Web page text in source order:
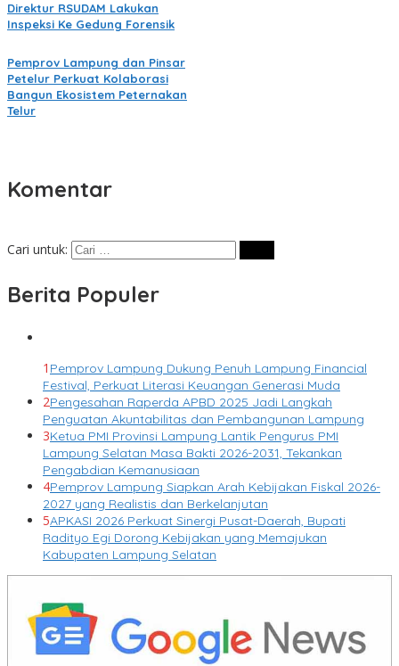
Direktur RSUDAM Lakukan
Inspeksi Ke Gedung Forensik
Pemprov Lampung dan Pinsar
Petelur Perkuat Kolaborasi
Bangun Ekosistem Peternakan
Telur
Komentar
Cari untuk:
Berita Populer
1 Pemprov Lampung Dukung Penuh Lampung Financial
Festival, Perkuat Literasi Keuangan Generasi Muda
2Pengesahan Raperda APBD 2025 Jadi Langkah
Penguatan Akuntabilitas dan Pembangunan Lampung
3Ketua PMI Provinsi Lampung Lantik Pengurus PMI
Lampung Selatan Masa Bakti 2026-2031, Tekankan
Pengabdian Kemanusiaan
4Pemprov Lampung Siapkan Arah Kebijakan Fiskal 2026-
2027 yang Realistis dan Berkelanjutan
5APKASI 2026 Perkuat Sinergi Pusat-Daerah, Bupati
Radityo Egi Dorong Kebijakan yang Memajukan
Kabupaten Lampung Selatan